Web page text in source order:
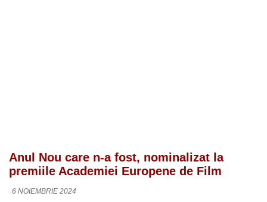
Anul Nou care n-a fost, nominalizat la
premiile Academiei Europene de Film
6 NOIEMBRIE 2024